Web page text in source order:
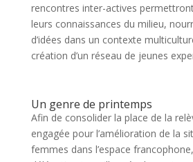
rencontres inter-actives
leurs connaissances du milieu,
d’idées dans un contexte
création d’un réseau de jeunes
Un genre de printemps
Afin de consolider la place de la
engagée pour l’amélioration de la
femmes dans l’espace